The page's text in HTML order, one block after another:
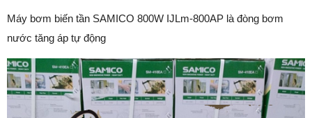
Máy bơm biến tần SAMICO 800W IJLm-800AP là đòng bơm
nước tăng áp tự động